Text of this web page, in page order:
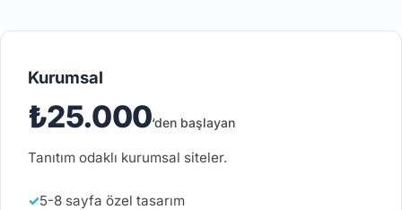
Kurumsal
₺25.000‘den başlayan
Tanıtım odaklı kurumsal siteler.
5-8 sayfa özel tasarım